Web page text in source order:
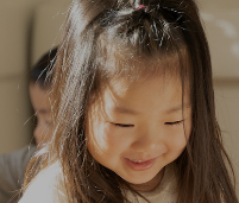
各園のブログ
2026.08.06 赤しそジュ
5 【そら組】誕生会
一覧を見る